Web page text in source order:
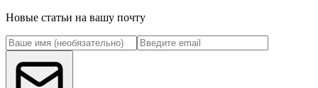
Новые статьи на вашу почту